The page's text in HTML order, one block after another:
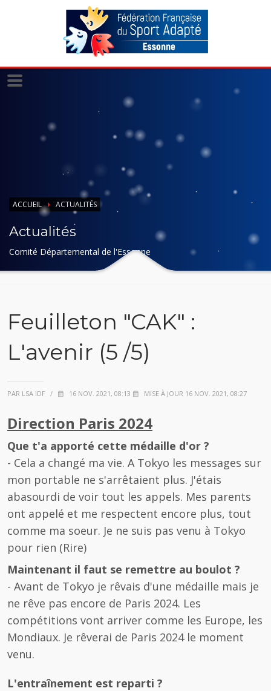
ACCUEIL ACTUALITÉS
Actualités
Comité Départemental de l'Essonne
Feuilleton "CAK" :
L'avenir (5 /5)
PAR LSA IDF / 16 NOV. 2021, 08:13 MISE À JOUR 16 NOV. 2021, 08:27
Direction Paris 2024
Que t'a apporté cette médaille d'or ?
- Cela a changé ma vie. A Tokyo les messages sur
mon portable ne s'arrêtaient plus. J'étais
abasourdi de voir tout les appels. Mes parents
ont appelé et me respectent encore plus, tout
comme ma soeur. Je ne suis pas venu à Tokyo
pour rien (Rire)
Maintenant il faut se remettre au boulot ?
- Avant de Tokyo je rêvais d'une médaille mais je
ne rêve pas encore de Paris 2024. Les
compétitions vont arriver comme les Europe, les
Mondiaux. Je rêverai de Paris 2024 le moment
venu.
L'entraînement est reparti ?
Panneau de gestion des cookies